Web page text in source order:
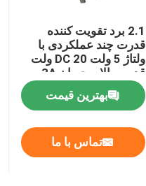
2.1 برد تقویت کننده
قدرت چند عملکردی با
ولتاژ 5 ولت DC 20 ولت
قدرت بالا و جریان 3A
برای بهبود عملکرد صوتی
بهترین قیمت
تماس با ما